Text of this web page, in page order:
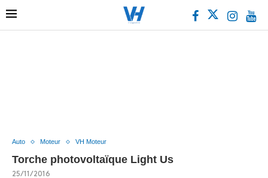
Auto Moteur VH Moteur
Torche photovoltaïque Light Us
25/11/2016